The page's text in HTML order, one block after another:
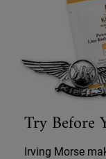
Try Before
Irving Morse